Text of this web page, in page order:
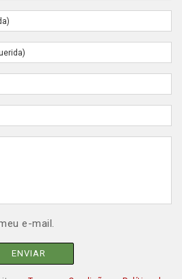
e-mail.
ENVIAR